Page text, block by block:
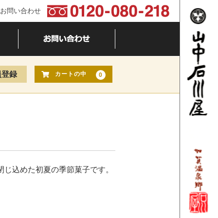
問い合わせ
録 カートの中 0
込めた初夏の季節菓子です。